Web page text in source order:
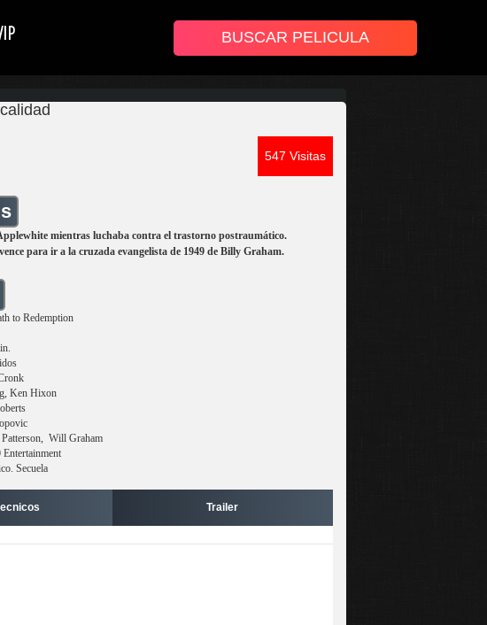
547 Visitas
mientras luchaba contra el trastorno postraumático.
para ir a la cruzada evangelista de 1949 de Billy Graham.
to Redemption
Ken Hixon
Will Graham
Secuela
Trailer